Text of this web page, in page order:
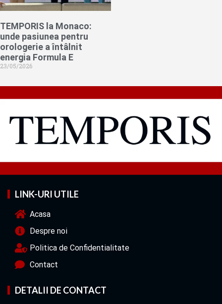
TEMPORIS la Monaco:
unde pasiunea pentru
orologerie a întâlnit
energia Formula E
23/05/2026
LINK-URI UTILE
Acasa
Despre noi
Politica de Confidentialitate
Contact
DETALII DE CONTACT